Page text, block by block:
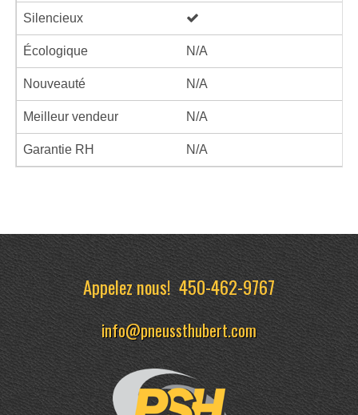
Silencieux
Écologique N/A
Nouveauté N/A
Meilleur vendeur N/A
Garantie RH N/A
Appelez nous!450-462-9767
info@pneussthubert.com